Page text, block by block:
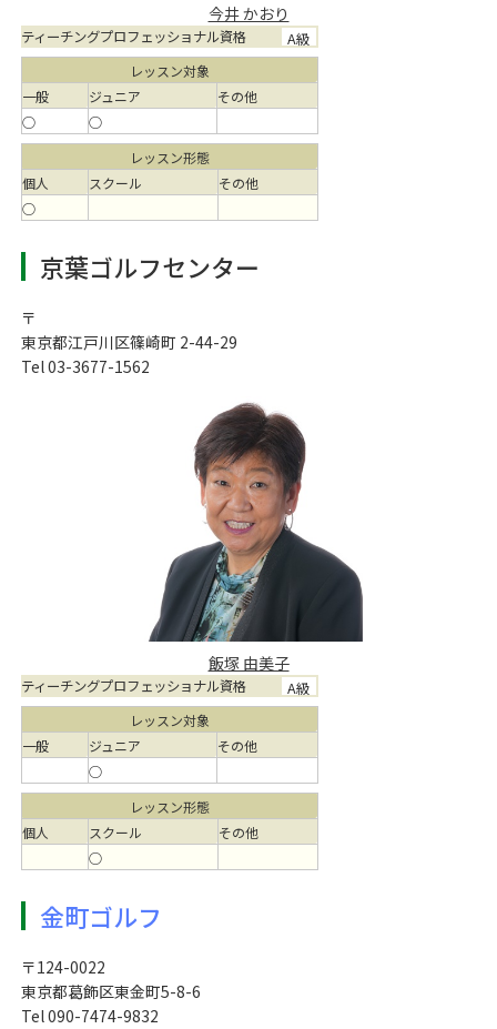
今井 かおり
ティーチングプロフェッショナル資格 A級
レッスン対象
一般
ジュニア
その他
○
○
レッスン形態
個人
スクール
その他
○
京葉ゴルフセンター
〒
東京都江戸川区篠崎町 2-44-29
Tel 03-3677-1562
飯塚 由美子
ティーチングプロフェッショナル資格 A級
レッスン対象
一般
ジュニア
その他
○
レッスン形態
個人
スクール
その他
○
金町ゴルフ
〒124-0022
東京都葛飾区東金町5-8-6
Tel 090-7474-9832